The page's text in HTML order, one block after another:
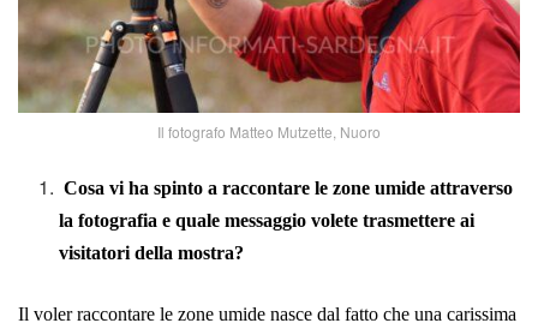
Il fotografo Matteo Mutzette, Nuoro
Cosa vi ha spinto a raccontare le zone umide attraverso
la fotografia e quale messaggio volete trasmettere ai
visitatori della mostra?
Il voler raccontare le zone umide nasce dal fatto che una carissima